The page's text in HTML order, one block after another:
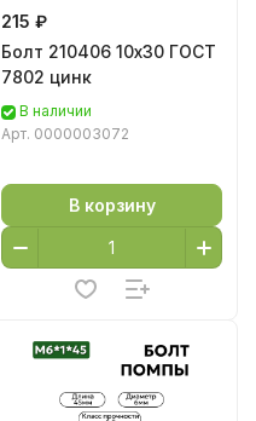
215 ₽
Болт 210406 10х30 ГОСТ
7802 цинк
В наличии
Арт. 0000003072
В корзину